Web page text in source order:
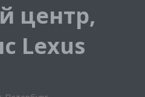
центр,
Lexus